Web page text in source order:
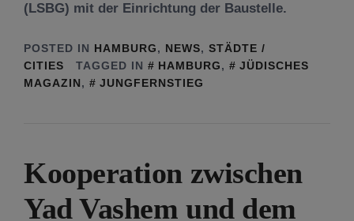
(LSBG) mit der Einrichtung der Baustelle.
POSTED IN HAMBURG, NEWS, STÄDTE /
CITIES
TAGGED IN HAMBURG,
JÜDISCHES
MAGAZIN, JUNGFERNSTIEG
Kooperation zwischen
Yad Vashem und dem